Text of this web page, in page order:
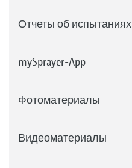
Отчеты об испытаниях
mySprayer-App
Фотоматериалы
Видеоматериалы